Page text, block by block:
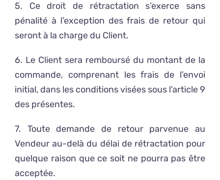
5. Ce droit de rétractation s’exerce sans
pénalité à l’exception des frais de retour qui
seront à la charge du Client.
6. Le Client sera remboursé du montant de la
commande, comprenant les frais de l’envoi
initial, dans les conditions visées sous l’article 9
des présentes.
7. Toute demande de retour parvenue au
Vendeur au-delà du délai de rétractation pour
quelque raison que ce soit ne pourra pas être
acceptée.